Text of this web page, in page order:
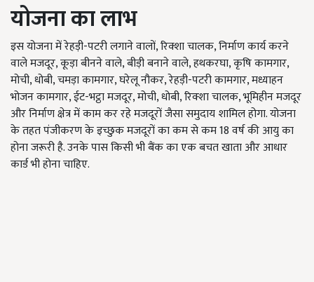
योजना का लाभ
इस योजना में रेहड़ी-पटरी लगाने वालों, रिक्‍शा चालक, निर्माण कार्य करने
वाले मजदूर, कूड़ा बीनने वाले, बीड़ी बनाने वाले, हथकरघा, कृषि कामगार,
मोची, धोबी, चमड़ा कामगार, घरेलू नौकर, रेहड़ी-पटरी कामगार, मध्याहन
भोजन कामगार, ईट-भट्ठा मजदूर, मोची, धोबी, रिक्शा चालक, भूमिहीन मजदूर
और निर्माण क्षेत्र में काम कर रहे मजदूरों जैसा समुदाय शामिल होगा. योजना
के तहत पंजीकरण के इच्छुक मजदूरों का कम से कम 18 वर्ष की आयु का
होना जरूरी है. उनके पास किसी भी बैंक का एक बचत खाता और आधार
कार्ड भी होना चाहिए.